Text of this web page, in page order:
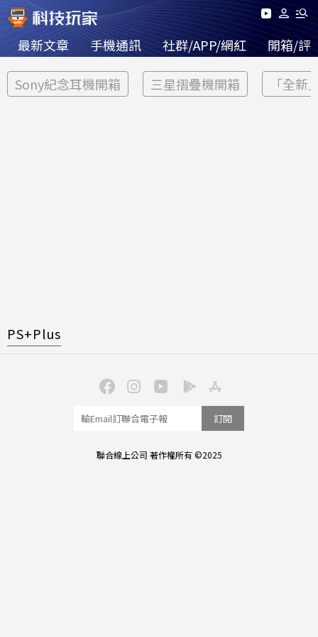
最新文章 手機通訊 社群/APP/網紅 開箱/評
Sony紀念耳機開箱 三星摺疊機開箱 「全新
PS+Plus
訂閱
聯合線上公司 著作權所有 ©2025